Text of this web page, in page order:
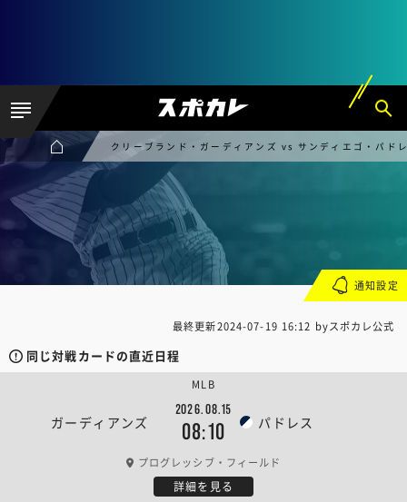
クリーブランド・ガーディアンズ vs サンディエゴ・パド
最終更新2024-07-19 16:12 byスポカレ公式
同じ対戦カードの直近日程
ガーディアンズ
2026.08.15
08:10 パドレス
MLB
プログレッシブ・フィールド
詳細を見る
通知設定